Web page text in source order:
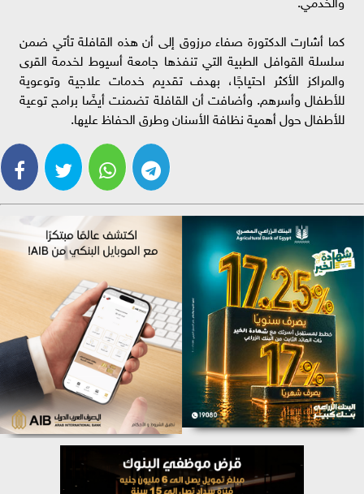
كما أشارت الدكتورة صفاء مرزوق إلى أن هذه القافلة تأتي ضمن
سلسلة القوافل الطبية التي تنفذها جامعة أسيوط لخدمة القرى
والمراكز الأكثر احتياجًا، بهدف تقديم خدمات علاجية وتوعوية
للأطفال وأسرهم. وأضافت أن القافلة تضمنت أيضًا برامج توعية
للأطفال حول أهمية نظافة الأسنان وطرق الحفاظ عليها.